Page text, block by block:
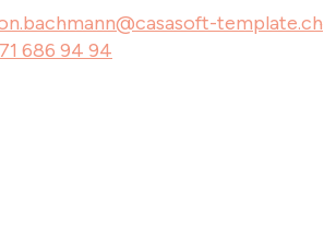
template.ch
686 94 94